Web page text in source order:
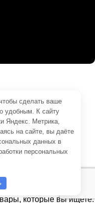
данных
данных
которые вы ищете.
сделать ваше
удобным. К cайту
Яндекс. Метрика,
на сайте, вы даёте
данных в
персональных